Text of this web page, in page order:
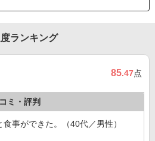
ランキング
85.47点
ミ・評判
事ができた。（40代／男性）